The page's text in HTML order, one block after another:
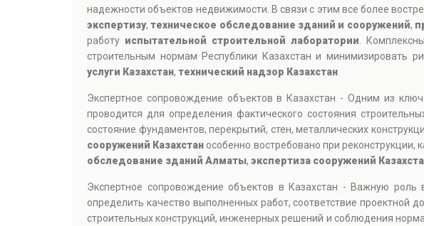
надежности объектов недвижимости. В связи с этим все более
экспертизу,техническое обследование зданий и сооружений,
работу испытательной строительной лаборатории .
строительным нормам Республики Казахстан и минимизировать
услуги Казахстан, технический надзор Казахстан
Экспертное сопровождение объектов в Казахстан - Одним из
проводится для определения фактического состояния
состояние фундаментов, перекрытий, стен, металлических
сооружений Казахстан особенно востребовано при
обследование зданий Алматы, экспертиза сооружений
Экспертное сопровождение объектов в Казахстан - Важную роль
определить качество выполненных работ, соответствие проектной
строительных конструкций, инженерных решений и соблюдения